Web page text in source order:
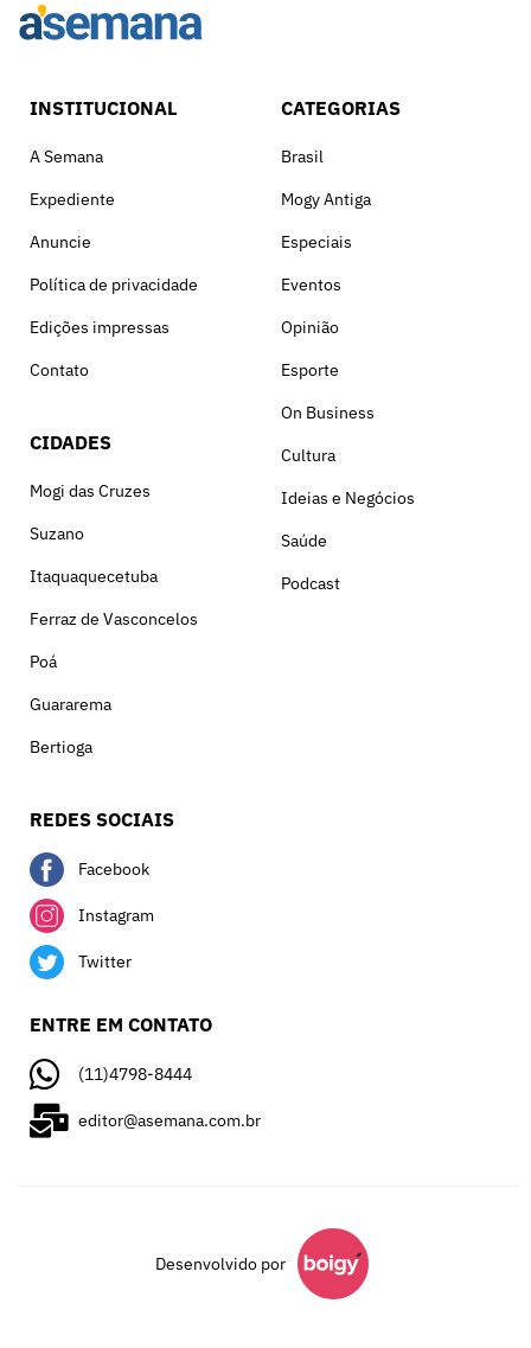
INSTITUCIONAL
A Semana
Expediente
Anuncie
Política de privacidade
Edições impressas
Contato
CIDADES
Mogi das Cruzes
Suzano
Itaquaquecetuba
Ferraz de Vasconcelos
Poá
Guararema
Bertioga
CATEGORIAS
Brasil
Mogy Antiga
Especiais
Eventos
Opinião
Esporte
On Business
Cultura
Ideias e Negócios
Saúde
Podcast
REDES SOCIAIS
Facebook
Instagram
Twitter
ENTRE EM CONTATO
(11)4798-8444
editor@asemana.com.br
Desenvolvido por